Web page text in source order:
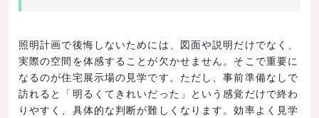
照明計画で後悔しないためには、図面や説明だけでなく、
実際の空間を体感することが欠かせません。そこで重要に
なるのが住宅展示場の見学です。ただし、事前準備なしで
訪れると「明るくてきれいだった」という感覚だけで終わ
りやすく、具体的な判断が難しくなります。効率よく見学